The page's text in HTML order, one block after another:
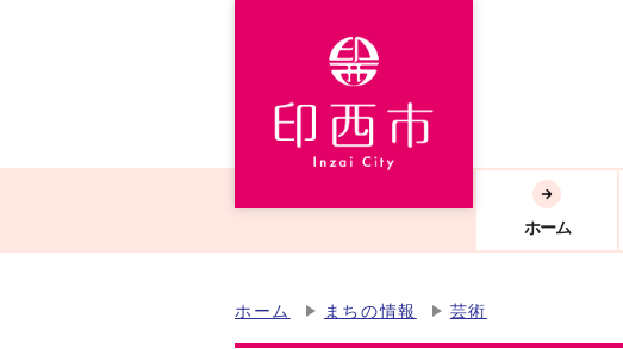
ホーム
ホーム まちの情報 芸術